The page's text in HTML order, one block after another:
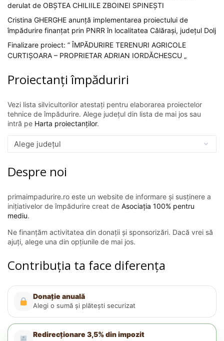
derulat de OBȘTEA CHILIILE ZBOINEI SPINEȘTI
Cristina GHERGHE anunță implementarea proiectului de
împădurire finanțat prin PNRR în localitatea Călărași, județul Dolj
Finalizare proiect: ” ÎMPĂDURIRE TERENURI AGRICOLE
CURTIȘOARA – PROPRIETAR ADRIAN IORDĂCHESCU „
Proiectanți împăduriri
Vezi lista silvicultorilor atestați pentru elaborarea proiectelor
tehnice de împădurire. Alege județul din lista de mai jos sau
intră pe Harta proiectanților.
Despre noi
primaimpadurire.ro este un website de informare și susținere a
inițiativelor de împădurire creat de Asociația 100% pentru
mediu.
Ne finanțăm activitatea din donații și sponsorizări. Dacă vrei să
ajuți, alege una din opțiunile de mai jos.
Contribuția ta face diferența
Donație anuală
Alegi o sumă și plătești securizat
Redirecționare 3,5% din impozit